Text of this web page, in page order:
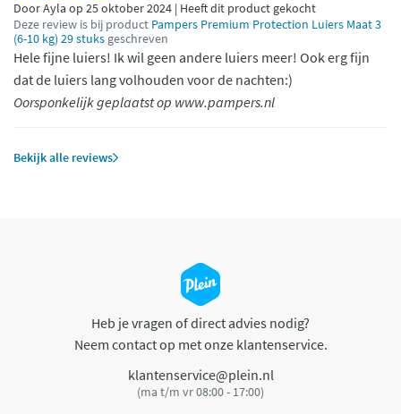
Door Ayla op 25 oktober 2024 | Heeft dit product gekocht
Deze review is bij product Pampers Premium Protection Luiers Maat 3
(6-10 kg) 29 stuks geschreven
Hele fijne luiers! Ik wil geen andere luiers meer! Ook erg fijn
dat de luiers lang volhouden voor de nachten:)
Oorsponkelijk geplaatst op www.pampers.nl
Bekijk alle reviews
Heb je vragen of direct advies nodig?
Neem contact op met onze klantenservice.
klantenservice@plein.nl
(ma t/m vr 08:00 - 17:00)